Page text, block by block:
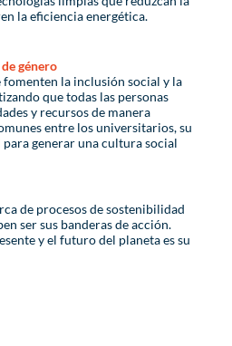
la eficiencia energética.
género
la inclusión social y la
que todas las personas
y recursos de manera
entre los universitarios, su
generar una cultura social
de procesos de sostenibilidad
ser sus banderas de acción.
y el futuro del planeta es su